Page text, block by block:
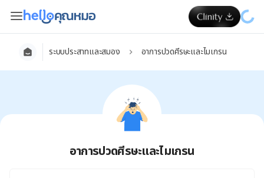
ระบบประสาทและสมอง อาการปวดศีรษะและไมเกรน
อาการปวดศีรษะและไมเกรน